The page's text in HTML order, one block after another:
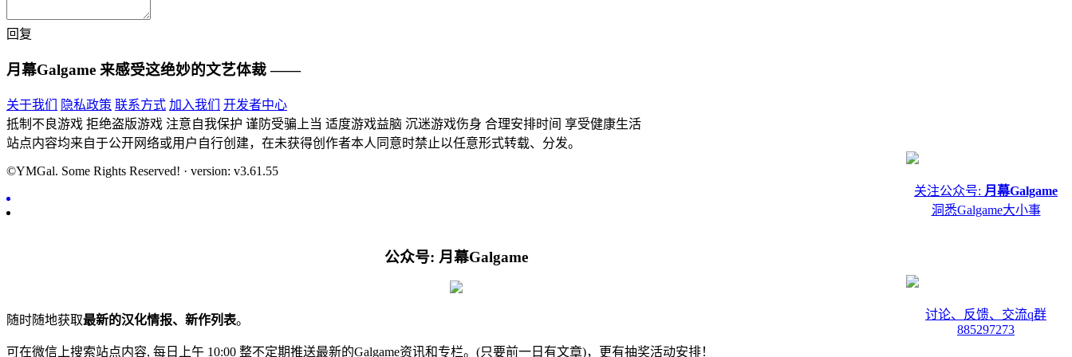
回复
月幕Galgame 来感受这绝妙的文艺体裁 ——
关于我们 隐私政策 联系方式 加入我们
开发者中心
抵制不良游戏 拒绝盗版游戏 注意自我保护 谨防受骗上当 适度游戏益脑 沉迷游戏伤身 合理安排时间 享受健康生活
站点内容均来自于公开网络或用户自行创建，在未获得创作者本人同意时禁止以任意形式转载、分发。
关注公众号: 月幕Galgame
洞悉Galgame大小事
讨论、反馈、交流q群
885297273
©YMGal. Some Rights Reserved! · version: v3.61.55
公众号: 月幕Galgame
随时随地获取最新的汉化情报、新作列表。
可在微信上搜索站点内容, 每日上午 10:00 整不定期推送最新的Galgame资讯和专栏。(只要前一日有文章)，更有抽奖活动安排！